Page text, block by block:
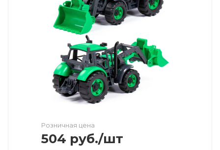
Розничная цена
504 руб./шт